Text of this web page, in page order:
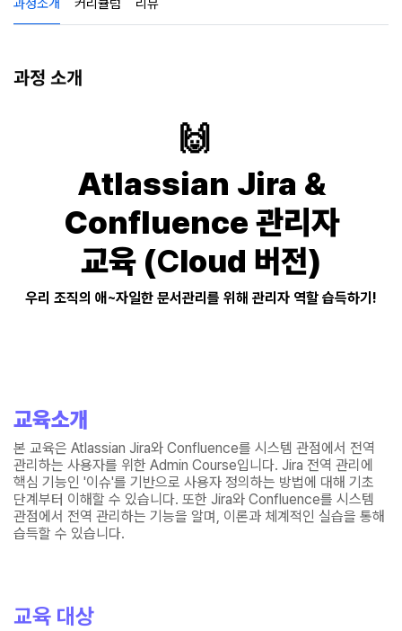
과정소개 커리큘럼 리뷰
과정 소개
🙌
Atlassian Jira &
Confluence 관리자
교육 (Cloud 버전)
우리 조직의 애~자일한 문서관리를 위해 관리자 역할 습득하기!
교육소개
본 교육은 Atlassian Jira와 Confluence를 시스템 관점에서 전역
관리하는 사용자를 위한 Admin Course입니다. Jira 전역 관리에
핵심 기능인 '이슈'를 기반으로 사용자 정의하는 방법에 대해 기초
단계부터 이해할 수 있습니다. 또한 Jira와 Confluence를 시스템
관점에서 전역 관리하는 기능을 알며, 이론과 체계적인 실습을 통해
습득할 수 있습니다.
교육 대상